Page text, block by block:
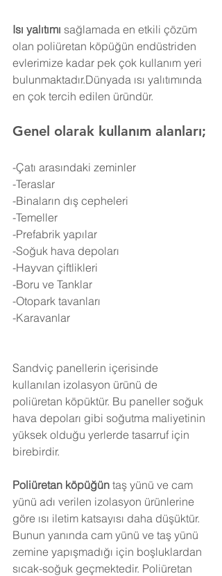
Isı yalıtımı sağlamada en etkili çözüm
olan poliüretan köpüğün endüstriden
evlerimize kadar pek çok kullanım yeri
bulunmaktadır.Dünyada ısı yalıtımında
en çok tercih edilen üründür.
Genel olarak kullanım alanları;
-Çatı arasındaki zeminler
-Teraslar
-Binaların dış cepheleri
-Temeller
-Prefabrik yapılar
-Soğuk hava depoları
-Hayvan çiftlikleri
-Boru ve Tanklar
-Otopark tavanları
-Karavanlar
Sandviç panellerin içerisinde
kullanılan izolasyon ürünü de
poliüretan köpüktür. Bu paneller soğuk
hava depoları gibi soğutma maliyetinin
yüksek olduğu yerlerde tasarruf için
birebirdir.
Poliüretan köpüğün taş yünü ve cam
yünü adı verilen izolasyon ürünlerine
göre ısı iletim katsayısı daha düşüktür.
Bunun yanında cam yünü ve taş yünü
zemine yapışmadığı için boşluklardan
sıcak-soğuk geçmektedir. Poliüretan